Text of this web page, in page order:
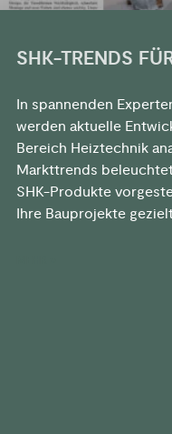
SHK-TRENDS
In spannenden
werden aktuelle
Bereich Heiztechnik
Markttrends
SHK-Produkte
Ihre Bauprojekte